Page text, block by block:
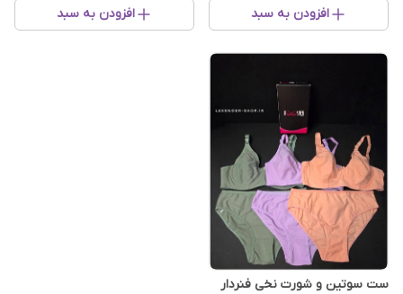
افزودن به سبد افزودن به سبد
ست سوتین و شورت نخی فنردار